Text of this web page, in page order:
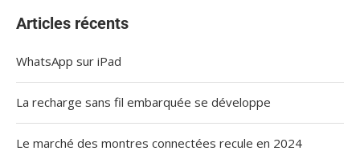
Articles récents
WhatsApp sur iPad
La recharge sans fil embarquée se développe
Le marché des montres connectées recule en 2024